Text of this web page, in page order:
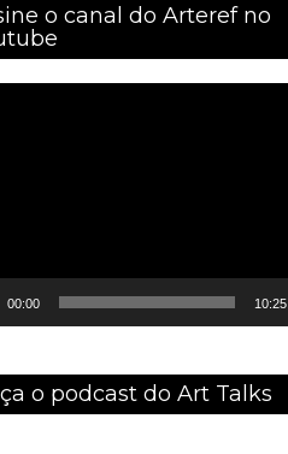
o canal do Arteref no
00:00 10:25
o podcast do Art Talks